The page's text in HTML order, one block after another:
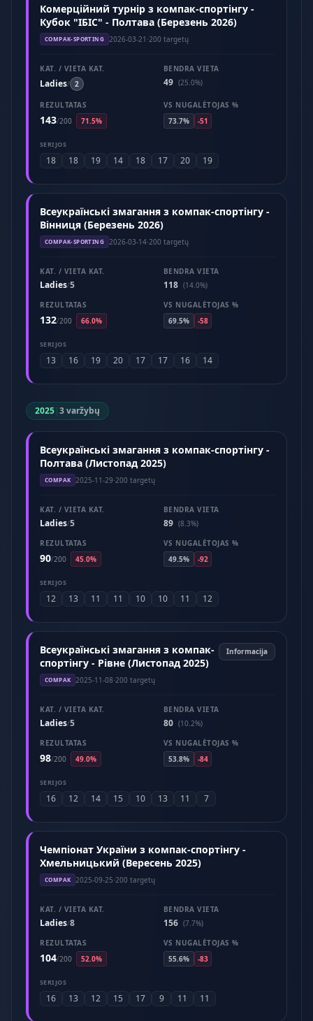
Комерційний турнір з компак-спортінгу -
Кубок "ІБІС" - Полтава (Березень 2026)
COMPAK-SPORTING 2026-03-21 ·200 targetų
KAT. / VIETA KAT.
Ladies/ 2
BENDRA VIETA
49 (25.0%)
REZULTATAS
143/200 71.5%
VS NUGALĖTOJAS %
73.7%
-51
SERIJOS
18 18 19 14 18 17 20 19
Всеукраїнські змагання з компак-спортінгу -
Вінниця (Березень 2026)
COMPAK-SPORTING 2026-03-14·200 targetų
KAT. / VIETA KAT.
Ladies/5
BENDRA VIETA
118 (14.0%)
REZULTATAS
132/200 66.0%
VS NUGALĖTOJAS %
69.5%
-58
SERIJOS
13 16 19 20 17 17 16 14
2025|3 varžybų
Всеукраїнські змагання з компак-спортінгу -
Полтава (Листопад 2025)
COMPAK 2025-11-29·200 targetų
KAT. / VIETA KAT.
Ladies/5
BENDRA VIETA
89 (8.3%)
REZULTATAS
90/200 45.0%
VS NUGALĖTOJAS %
49.5%
-92
SERIJOS
12 13 11 11 10 10 11 12
Всеукраїнські змагання з компак-
спортінгу - Рівне (Листопад 2025)
COMPAK 2025-11-08·200 targetų
Informacija
KAT. / VIETA KAT.
Ladies/5
BENDRA VIETA
80 (10.2%)
REZULTATAS
98/200 49.0%
VS NUGALĖTOJAS %
53.8%
-84
SERIJOS
16 12 14 15 10 13 11 7
Чемпіонат України з компак-спортінгу -
Хмельницький (Вересень 2025)
COMPAK 2025-09-25·200 targetų
KAT. / VIETA KAT.
Ladies/8
BENDRA VIETA
156 (7.7%)
REZULTATAS
104/200 52.0%
VS NUGALĖTOJAS %
55.6%
-83
SERIJOS
16 13 12 15 17 9 11 11